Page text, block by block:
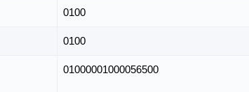
0100
0100
01000001000056500